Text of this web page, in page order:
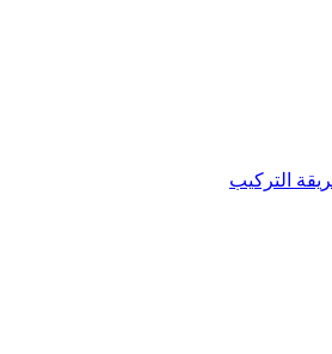
التركيب